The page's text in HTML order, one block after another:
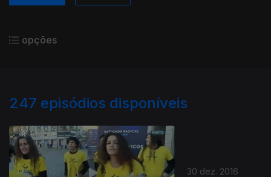
opções
247 episódios disponíveis
30 dez. 2016